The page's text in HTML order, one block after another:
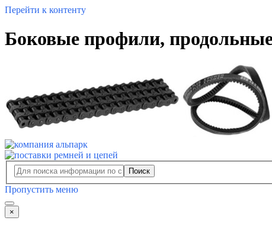
Перейти к контенту
Боковые профили,
Поиск
Пропустить меню
×